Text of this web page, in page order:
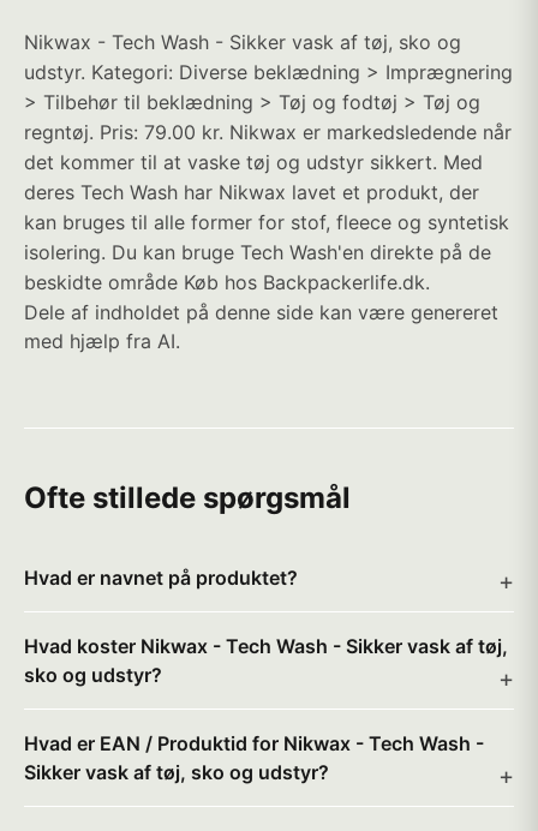
Nikwax - Tech Wash - Sikker vask af tøj, sko og
udstyr. Kategori: Diverse beklædning > Imprægnering
> Tilbehør til beklædning > Tøj og fodtøj > Tøj og
regntøj. Pris: 79.00 kr. Nikwax er markedsledende når
det kommer til at vaske tøj og udstyr sikkert. Med
deres Tech Wash har Nikwax lavet et produkt, der
kan bruges til alle former for stof, fleece og syntetisk
isolering. Du kan bruge Tech Wash'en direkte på de
beskidte område Køb hos Backpackerlife.dk.
Dele af indholdet på denne side kan være genereret
med hjælp fra AI.
Ofte stillede spørgsmål
Hvad er navnet på produktet?
Hvad koster Nikwax - Tech Wash - Sikker vask af tøj,
sko og udstyr?
Hvad er EAN / Produktid for Nikwax - Tech Wash -
Sikker vask af tøj, sko og udstyr?